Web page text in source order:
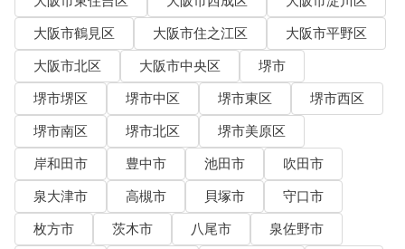
大阪市鶴見区
大阪市住之江区
大阪市平野区
大阪市北区
大阪市中央区
堺市
堺市堺区
堺市中区 堺市東区
堺市西区
堺市南区
堺市北区
堺市美原区
岸和田市
豊中市 池田市
吹田市
泉大津市
高槻市 貝塚市
守口市
枚方市
茨木市 八尾市
泉佐野市